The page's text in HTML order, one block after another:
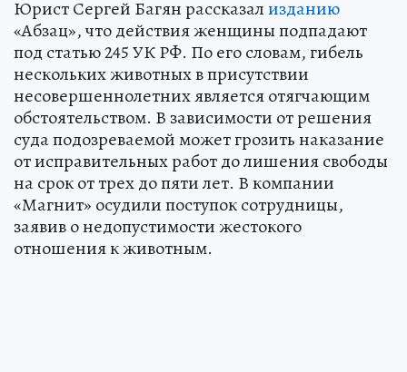
Юрист Сергей Багян рассказализданию
«Абзац», что действия женщины подпадают
под статью 245 УК РФ. По его словам, гибель
нескольких животных в присутствии
несовершеннолетних является отягчающим
обстоятельством. В зависимости от решения
суда подозреваемой может грозить наказание
от исправительных работ до лишения свободы
на срок от трех до пяти лет. В компании
«Магнит» осудили поступок сотрудницы,
заявив о недопустимости жестокого
отношения к животным.